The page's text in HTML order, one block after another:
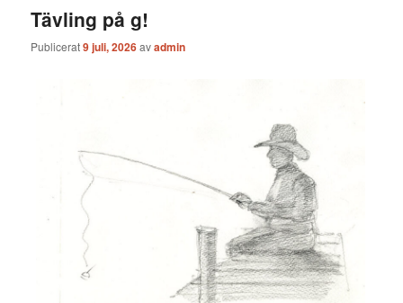
Tävling på g!
Publicerat9 juli, 2026avadmin